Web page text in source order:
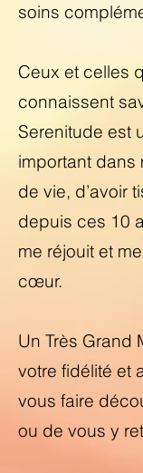
soins
Ceux et celles
connaissent
Serenitude est
important dans
de vie, d’avoir
depuis ces 10
me réjouit et
cœur.
Un Très Grand
votre fidélité et
vous faire
ou de vous y